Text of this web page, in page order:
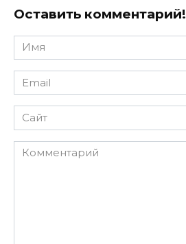
Оставить комментарий!
Имя
*
Email
*
Сайт
Комментарий